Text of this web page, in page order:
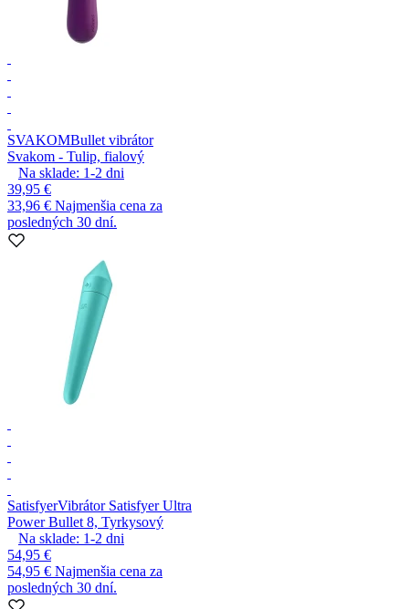
SVAKOMBullet vibrátor
Svakom - Tulip, fialový
Na sklade: 1-2 dni
39,95 €
33,96 € Najmenšia cena za
posledných 30 dní.
SatisfyerVibrátor Satisfyer Ultra
Power Bullet 8, Tyrkysový
Na sklade: 1-2 dni
54,95 €
54,95 € Najmenšia cena za
posledných 30 dní.